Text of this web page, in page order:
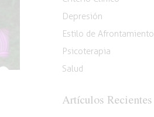
Depresión
Estilo de Afrontamiento
Psicoterapia
Salud
Artículos Recientes